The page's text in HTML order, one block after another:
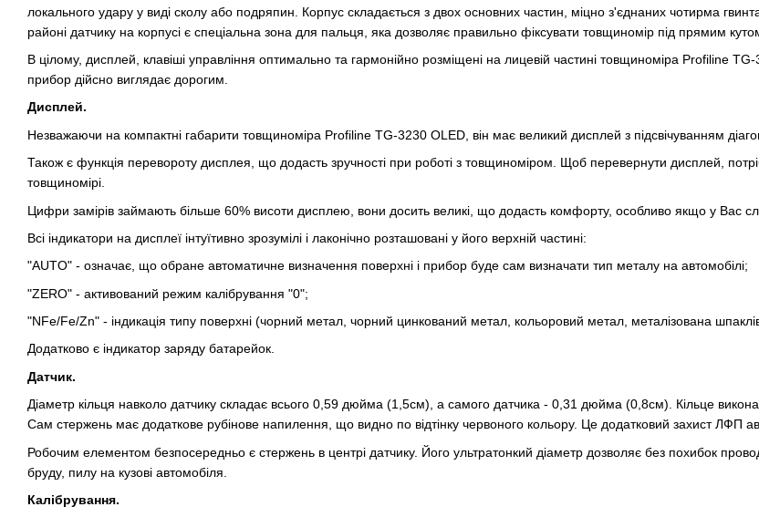
локального удару у виді сколу або подряпин. Корпус складається з двох основних частин, міцно з'єднаних чотирма
районі датчику на корпусі є спеціальна зона для пальця, яка дозволяє правильно фіксувати товщиномір під прямим
В цілому, дисплей, клавіші управління оптимально та гармонійно розміщені на лицевій частині товщиноміра Profiline
прибор дійсно виглядає дорогим.
Дисплей.
Незважаючи на компактні габарити товщиноміра Profiline TG-3230 OLED, він має великий дисплей з підсвічуванням
Також є функція перевороту дисплея, що додасть зручності при роботі з товщиноміром. Щоб перевернути дисплей,
товщиномірі.
Цифри замірів займають більше 60% висоти дисплею, вони досить великі, що додасть комфорту, особливо якщо у Вас
Всі індикатори на дисплеї інтуїтивно зрозумілі і лаконічно розташовані у його верхній частині:
"AUTO" - означає, що обране автоматичне визначення поверхні і прибор буде сам визначати тип металу на автомобілі;
"ZERO" - активований режим калібрування "0";
"NFe/Fe/Zn" - індикація типу поверхні (чорний метал, чорний цинкований метал, кольоровий метал, металізована
Додатково є індикатор заряду батарейок.
Датчик.
Діаметр кільця навколо датчику складає всього 0,59 дюйма (1,5см), а самого датчика - 0,31 дюйма (0,8см). Кільце
Сам стержень має додаткове рубінове напилення, що видно по відтінку червоного кольору. Це додатковий захист ЛФП
Робочим елементом безпосередньо є стержень в центрі датчику. Його ультратонкий діаметр дозволяє без похибок
бруду, пилу на кузові автомобіля.
Калібрування.